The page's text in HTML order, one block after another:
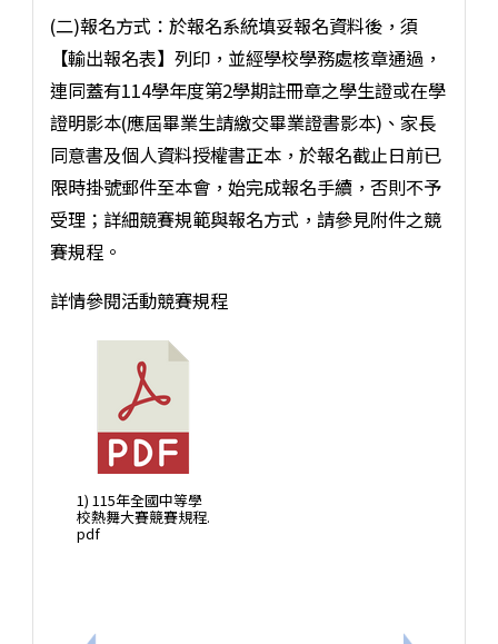
(二)報名方式：於報名系統填妥報名資料後，須
【輸出報名表】列印，並經學校學務處核章通過，
連同蓋有114學年度第2學期註冊章之學生證或在學
證明影本(應屆畢業生請繳交畢業證書影本)、家長
同意書及個人資料授權書正本，於報名截止日前已
限時掛號郵件至本會，始完成報名手續，否則不予
受理；詳細競賽規範與報名方式，請參見附件之競
賽規程。
詳情參閱活動競賽規程
1) 115年全國中等學
校熱舞大賽競賽規程.
pdf